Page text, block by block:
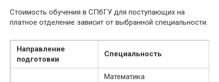
Стоимость обучения в СПбГУ для поступающих на
платное отделение зависит от выбранной специальности.
Направление
подготовки
Специальность
Математика